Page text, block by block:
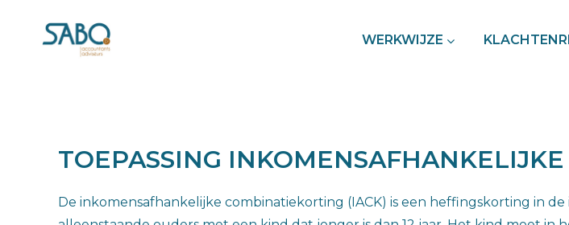
WERKWIJZE
TOEPASSING
De inkomensafhankelijke combinatiekorting (IACK) is een heffingskorting in